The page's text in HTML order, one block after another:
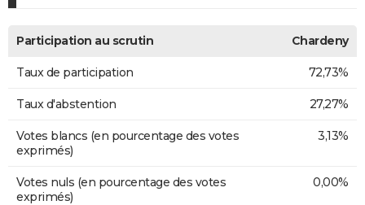
Participation au scrutin Chardeny
Taux de participation 72,73%
Taux d'abstention 27,27%
Votes blancs (en pourcentage des votes
exprimés)
3,13%
Votes nuls (en pourcentage des votes
exprimés)
0,00%